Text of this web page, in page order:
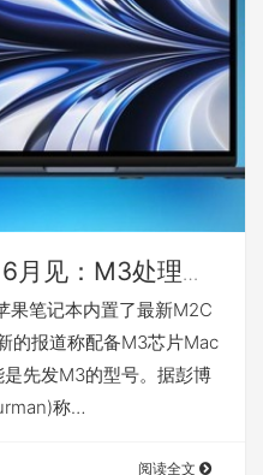
见：M3处理芯
果笔记本内置了最新M2C
的报道称配备M3芯片Mac
先发M3的型号。据彭博
称…
阅读全文